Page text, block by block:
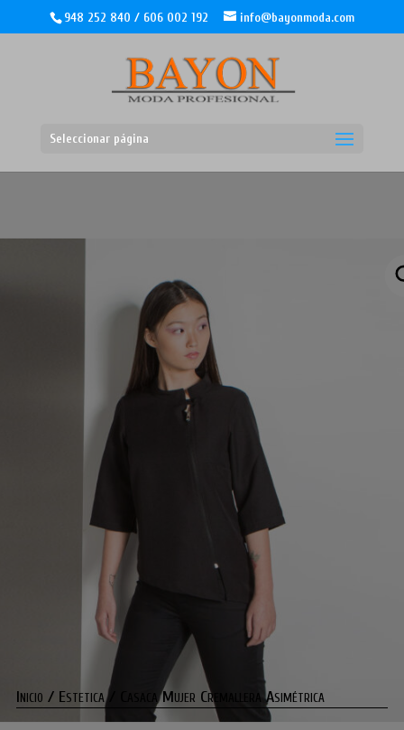
948 252 840 / 606 002 192 info@bayonmoda.com
Seleccionar página
Inicio / Estetica/ Casaca Mujer Cremallera Asimétrica